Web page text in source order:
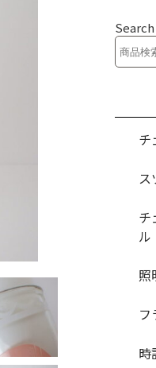
Search
チ
ス
チ
ル
照
フ
時